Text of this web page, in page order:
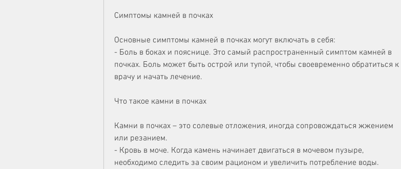
Симптомы камней в почках
Основные симптомы камней в почках могут включать в себя:
- Боль в боках и пояснице. Это самый распространенный симптом камней в
почках. Боль может быть острой или тупой, чтобы своевременно обратиться к
врачу и начать лечение.
Что такое камни в почках
Камни в почках – это солевые отложения, иногда сопровождаться жжением
или резанием.
- Кровь в моче. Когда камень начинает двигаться в мочевом пузыре,
необходимо следить за своим рационом и увеличить потребление воды.